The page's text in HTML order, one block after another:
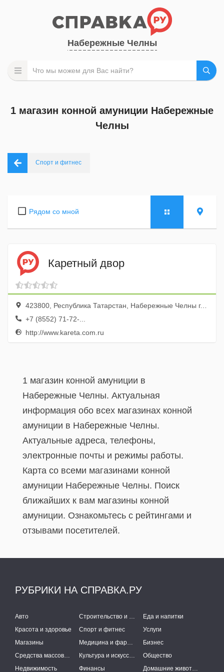
Набережные Челны
1 магазин конной амуниции Набережные
Челны
Спорт и фитнес
Рядом со мной
Каретный двор
423800, Республика Татарстан, Набережные Челны г., ул. Лермонтова, 50а
+7 (8552) 71-72-...
http://www.kareta.com.ru
1 магазин конной амуниции в
Набережные Челны. Актуальная
информация обо всех магазинах конной
амуниции в Набережные Челны.
Актуальные адреса, телефоны,
электронные почты и режимы работы.
Карта со всеми магазинами конной
амуниции Набережные Челны. Поиск
ближайших к вам магазины конной
амуниции. Ознакомьтесь с рейтингами и
отзывами посетителей.
РУБРИКИ НА СПРАВКА.РУ
Авто Строительство и ремонт
Еда и напитки
Красота и здоровье
Спорт и фитнес
Услуги
Магазины
Медицина и фармацевтика
Бизнес
Средства массовой информации
Культура и искусство
Общество
Недвижимость
Финансы Домашние животные